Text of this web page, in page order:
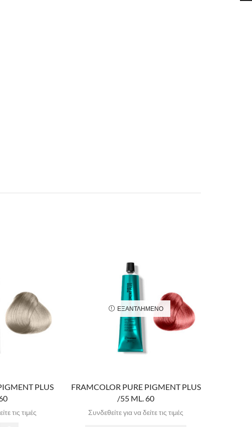
PLUS
τις τιμές
ΕΞΑΝΤΛΗΜΈΝΟ
FRAMCOLOR PURE PIGMENT PLUS
/55 ML. 60
Συνδεθείτε για να δείτε τις τιμές